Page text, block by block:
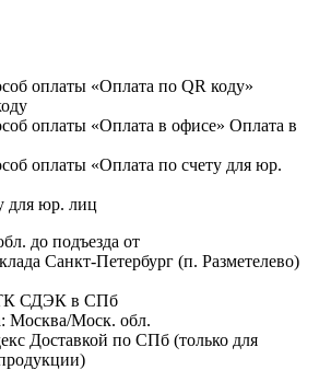
Оплата в
для юр. лиц
до подъезда от
Санкт-Петербург (п. Разметелево)
СДЭК в СПб
Москва/Моск. обл.
Доставкой по СПб (только для